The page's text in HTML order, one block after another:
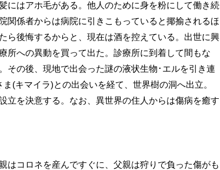
にはアホ毛がある。他人のために身を粉にして働き続
関係者からは病院に引きこもっていると揶揄されるほ
ら後悔するからと、現在は酒を控えている。出世に興
所への異動を買って出た。診療所に到着して間もな
その後、現地で出会った謎の液状生物･エルを引き連
(キマイラ)との出会いを経て、世界樹の洞へ出立。
立を決意する。なお、異世界の住人からは傷病を癒す
はコロネを産んですぐに、父親は狩りで負った傷がも